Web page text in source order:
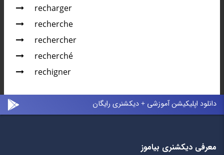
recharger
recherche
rechercher
recherché
rechigner
دانلود اپلیکیشن آموزشی + دیکشنری رایگان
معرفی دیکشنری بیاموز